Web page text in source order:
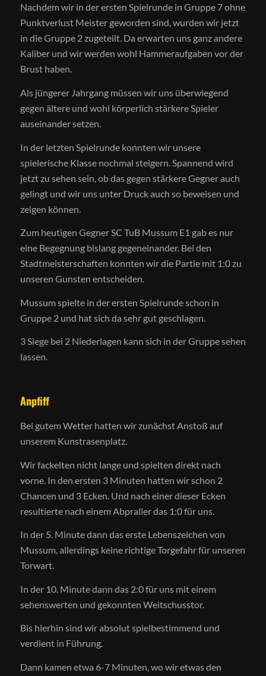
Nachdem wir in der ersten Spielrunde in Gruppe 7 ohne
Punktverlust Meister geworden sind, wurden wir jetzt
in die Gruppe 2 zugeteilt. Da erwarten uns ganz andere
Kaliber und wir werden wohl Hammeraufgaben vor der
Brust haben.
Als jüngerer Jahrgang müssen wir uns überwiegend
gegen ältere und wohl körperlich stärkere Spieler
auseinander setzen.
In der letzten Spielrunde konnten wir unsere
spielerische Klasse nochmal steigern. Spannend wird
jetzt zu sehen sein, ob das gegen stärkere Gegner auch
gelingt und wir uns unter Druck auch so beweisen und
zeigen können.
Zum heutigen Gegner SC TuB Mussum E1 gab es nur
eine Begegnung bislang gegeneinander. Bei den
Stadtmeisterschaften konnten wir die Partie mit 1:0 zu
unseren Gunsten entscheiden.
Mussum spielte in der ersten Spielrunde schon in
Gruppe 2 und hat sich da sehr gut geschlagen.
3 Siege bei 2 Niederlagen kann sich in der Gruppe sehen
lassen.
Anpfiff
Bei gutem Wetter hatten wir zunächst Anstoß auf
unserem Kunstrasenplatz.
Wir fackelten nicht lange und spielten direkt nach
vorne. In den ersten 3 Minuten hatten wir schon 2
Chancen und 3 Ecken. Und nach einer dieser Ecken
resultierte nach einem Abpraller das 1:0 für uns.
In der 5. Minute dann das erste Lebenszeichen von
Mussum, allerdings keine richtige Torgefahr für unseren
Torwart.
In der 10. Minute dann das 2:0 für uns mit einem
sehenswerten und gekonnten Weitschusstor.
Bis hierhin sind wir absolut spielbestimmend und
verdient in Führung.
Dann kamen etwa 6-7 Minuten, wo wir etwas den